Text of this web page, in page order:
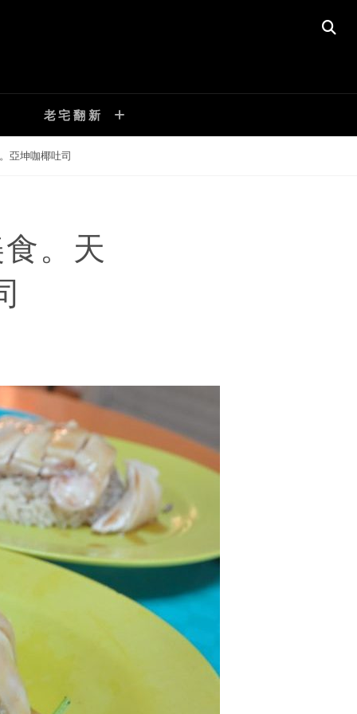
老宅翻新
亞坤咖椰吐司
。天